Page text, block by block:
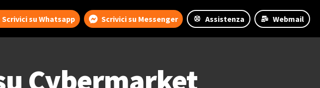
Scrivici su Whatsapp Scrivici su Messenger Assistenza Webmail
Cybermarket